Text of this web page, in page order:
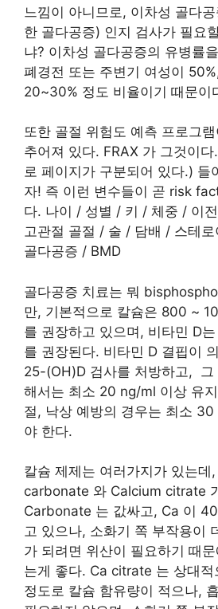
느낌이 아니므로, 이차성 골다
한 골다공증) 인지 검사가 필요
냐? 이차성 골다공증의 유병률
폐경전 또는 주변기 여성이
20~30% 정도 비율이기 때문이
또한 골절 위험도 예측 프로그
추어져 있다. FRAX 가 그것이
로 페이지가 구분되어 있다.) 들
자! 즉 이런 변수들이 곧 risk
다. 나이 / 성별 / 키 / 체중 / 이
고관절 골절 / 술 / 담배 / 스테
골다공증 / BMD
골다공증 치료는 뭐
만, 기본적으로 칼슘은 800 ~
를 권장하고 있으며, 비타민 D
를 권장된다. 비타민 D 결핍이
25-(OH)D 검사를 처방하고, 그
해서는 최소 20 ng/ml 이상 유
절, 낙상 예방의 경우는 최소
야 한다.
칼슘 제제는 여러가지가 있는데
carbonate 와 Calcium citrate
Carbonate 는 값싸고, Ca 이
고 있으나, 소화기 쪽 부작용이
가 되려면 위산이 필요하기 때
는게 좋다. Ca citrate 는 상대적
정도로 칼슘 함유량이 적으나,